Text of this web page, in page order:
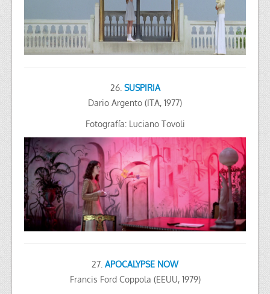
26. SUSPIRIA
Dario Argento (ITA, 1977)
Fotografía: Luciano Tovoli
27. APOCALYPSE NOW
Francis Ford Coppola (EEUU, 1979)